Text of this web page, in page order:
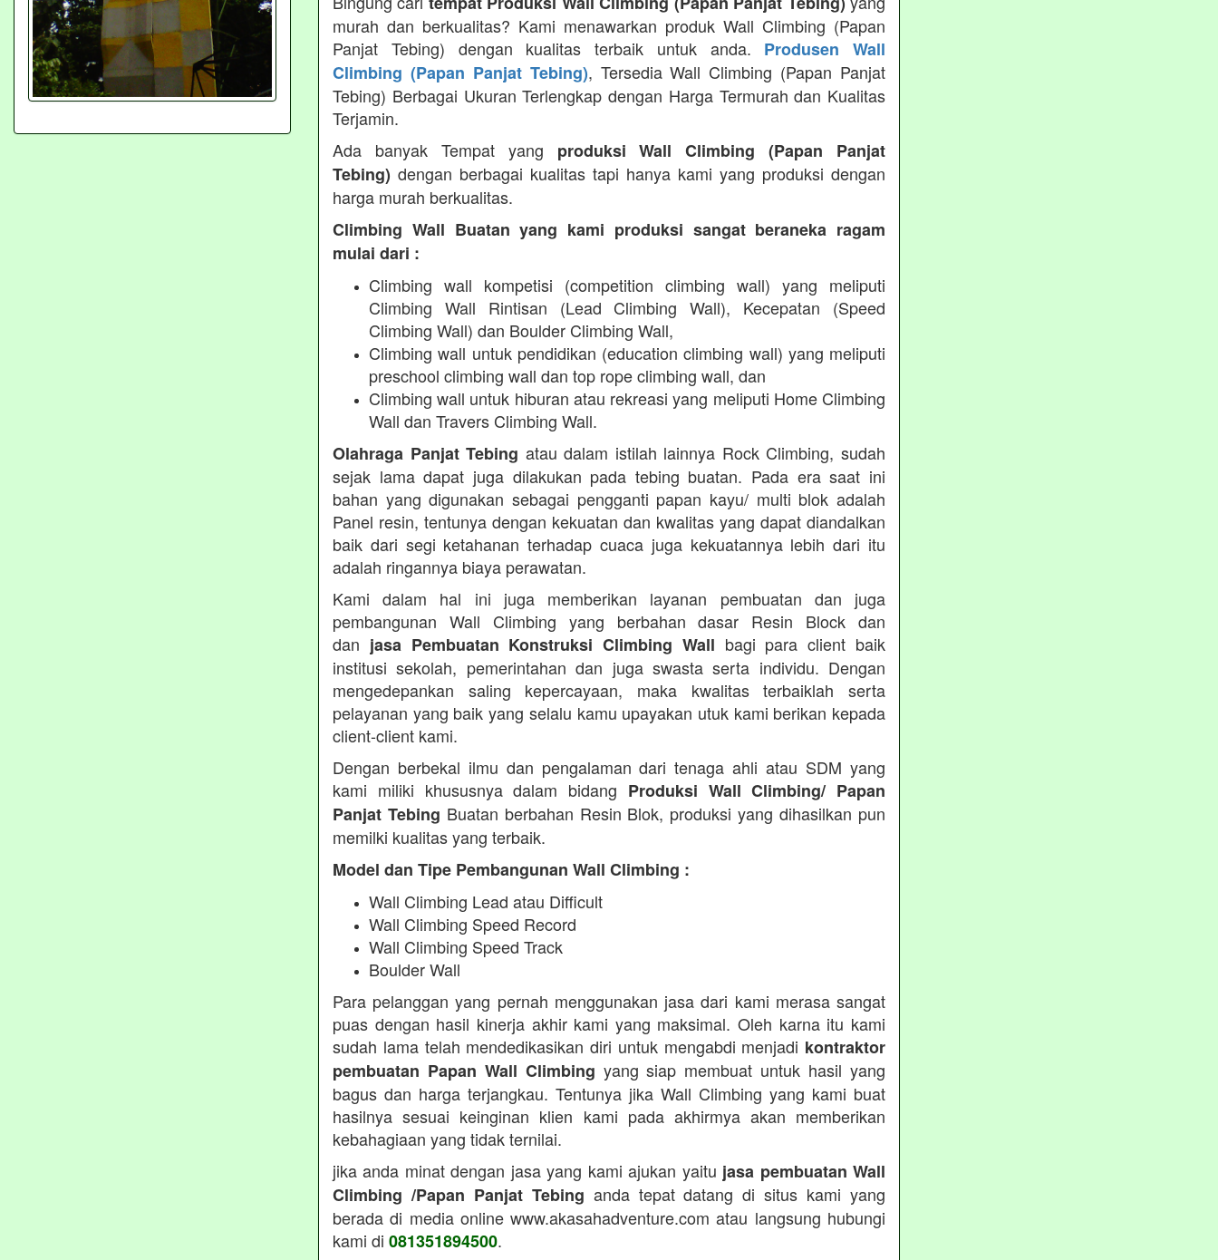
murah dan berkualitas? Kami menawarkan produk Wall Climbing (Papan
Panjat Tebing) dengan kualitas terbaik untuk anda. Produsen Wall
Climbing (Papan Panjat Tebing), Tersedia Wall Climbing (Papan Panjat
Tebing) Berbagai Ukuran Terlengkap dengan Harga Termurah dan Kualitas
Terjamin.
Ada banyak Tempat yang produksi Wall Climbing (Papan Panjat
Tebing) dengan berbagai kualitas tapi hanya kami yang produksi dengan
harga murah berkualitas.
Climbing Wall Buatan yang kami produksi sangat beraneka ragam
mulai dari :
Climbing wall kompetisi (competition climbing wall) yang meliputi
Climbing Wall Rintisan (Lead Climbing Wall), Kecepatan (Speed
Climbing Wall) dan Boulder Climbing Wall,
Climbing wall untuk pendidikan (education climbing wall) yang meliputi
preschool climbing wall dan top rope climbing wall, dan
Climbing wall untuk hiburan atau rekreasi yang meliputi Home Climbing
Wall dan Travers Climbing Wall.
Olahraga Panjat Tebing atau dalam istilah lainnya Rock Climbing, sudah
sejak lama dapat juga dilakukan pada tebing buatan. Pada era saat ini
bahan yang digunakan sebagai pengganti papan kayu/ multi blok adalah
Panel resin, tentunya dengan kekuatan dan kwalitas yang dapat diandalkan
baik dari segi ketahanan terhadap cuaca juga kekuatannya lebih dari itu
adalah ringannya biaya perawatan.
Kami dalam hal ini juga memberikan layanan pembuatan dan juga
pembangunan Wall Climbing yang berbahan dasar Resin Block dan
dan jasa Pembuatan Konstruksi Climbing Wall bagi para client baik
institusi sekolah, pemerintahan dan juga swasta serta individu. Dengan
mengedepankan saling kepercayaan, maka kwalitas terbaiklah serta
pelayanan yang baik yang selalu kamu upayakan utuk kami berikan kepada
client-client kami.
Dengan berbekal ilmu dan pengalaman dari tenaga ahli atau SDM yang
kami miliki khususnya dalam bidang Produksi Wall Climbing/ Papan
Panjat Tebing Buatan berbahan Resin Blok, produksi yang dihasilkan pun
memilki kualitas yang terbaik.
Model dan Tipe Pembangunan Wall Climbing :
Wall Climbing Lead atau Difficult
Wall Climbing Speed Record
Wall Climbing Speed Track
Boulder Wall
Para pelanggan yang pernah menggunakan jasa dari kami merasa sangat
puas dengan hasil kinerja akhir kami yang maksimal. Oleh karna itu kami
sudah lama telah mendedikasikan diri untuk mengabdi menjadi kontraktor
pembuatan Papan Wall Climbing yang siap membuat untuk hasil yang
bagus dan harga terjangkau. Tentunya jika Wall Climbing yang kami buat
hasilnya sesuai keinginan klien kami pada akhirmya akan memberikan
kebahagiaan yang tidak ternilai.
jika anda minat dengan jasa yang kami ajukan yaitu jasa pembuatan Wall
Climbing /Papan Panjat Tebing anda tepat datang di situs kami yang
berada di media online www.akasahadventure.com atau langsung hubungi
kami di 081351894500.